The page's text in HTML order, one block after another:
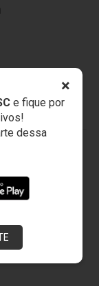
×
e fique por
dessa